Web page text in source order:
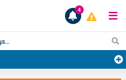
Prévisions
4